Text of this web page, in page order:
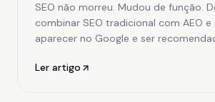
SEO não morreu. Mudou de função.
combinar SEO tradicional com AEO e
aparecer no Google e ser
Ler artigo